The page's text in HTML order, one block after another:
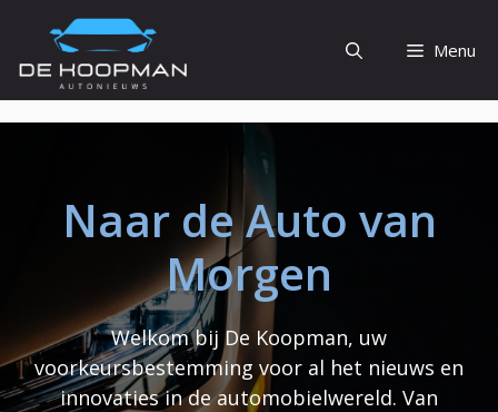
de
inhoud
Menu
Naar de Auto van
Morgen
Welkom bij De Koopman, uw
voorkeursbestemming voor al het nieuws en
innovaties in de automobielwereld. Van